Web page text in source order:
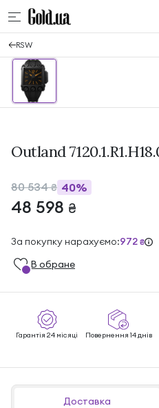
RSW
Outland
80 534₴ 40%
48 598 ₴
За покупку нарахуємо:972 ₴
В обране
Гарантія 24 місяці Повернення 14 днів
Доставка